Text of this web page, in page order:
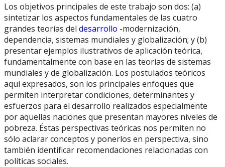
Los objetivos principales de este trabajo son dos: (a)
sintetizar los aspectos fundamentales de las cuatro
grandes teorías del desarrollo -modernización,
dependencia, sistemas mundiales y globalización; y (b)
presentar ejemplos ilustrativos de aplicación teórica,
fundamentalmente con base en las teorías de sistemas
mundiales y de globalización. Los postulados teóricos
aquí expresados, son los principales enfoques que
permiten interpretar condiciones, determinantes y
esfuerzos para el desarrollo realizados especialmente
por aquellas naciones que presentan mayores niveles de
pobreza. Éstas perspectivas teóricas nos permiten no
sólo aclarar conceptos y ponerlos en perspectiva, sino
también identificar recomendaciones relacionadas con
políticas sociales.